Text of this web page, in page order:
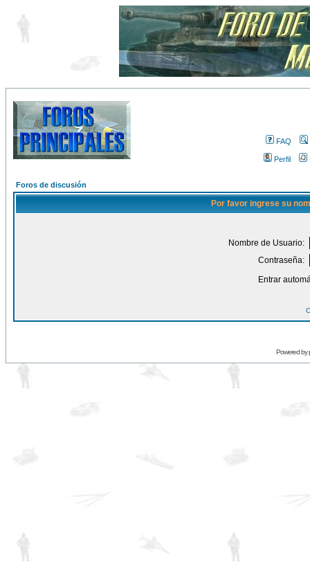
FAQ
Perfil
Foros de discusión
Por favor ingrese su
Nombre de Usuario:
Contraseña:
Entrar
Powered by